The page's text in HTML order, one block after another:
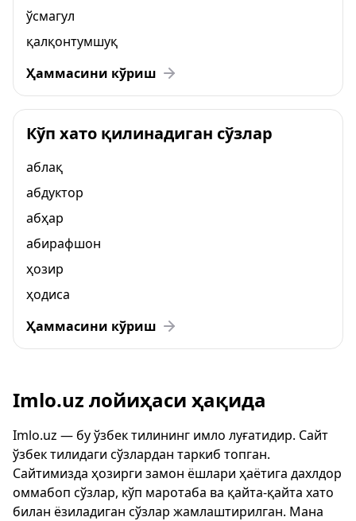
ўсмагул
қалқонтумшуқ
Ҳаммасини кўриш
Кўп хато қилинадиган сўзлар
аблақ
абдуктор
абҳар
абирафшон
ҳозир
ҳодиса
Ҳаммасини кўриш
Imlo.uz лойиҳаси ҳақида
Imlo.uz — бу ўзбек тилининг имло луғатидир. Сайт
ўзбек тилидаги сўзлардан таркиб топган.
Сайтимизда ҳозирги замон ёшлари ҳаётига дахлдор
оммабоп сўзлар, кўп маротаба ва қайта-қайта хато
билан ёзиладиган сўзлар жамлаштирилган. Мана